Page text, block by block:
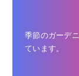
季節のガーデ
ています。